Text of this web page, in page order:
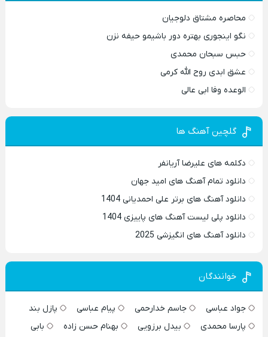
محاصره مشتاق دلوجیان
نگو اینجوری بهتره دور باشیمو حیفه نزن
حبس سبحان محمدی
عشق ابدی روح الله کرمی
الوعده وفا ابی عالی
گلچین آهنگ ها
دکلمه های علیرضا آریانفر
دانلود تمام آهنگ های امید جهان
دانلود آهنگ های برتر علی احمدیانی 1404
دانلود پلی لیست آهنگ های پاییزی 1404
دانلود آهنگ های انگیزشی 2025
خوانندگان
جواد عباسی جاسم خدارحمی پیام عباسی
پازل بند
پارسا محمدی
بیدل برزویی بهنام حسن زاده
بابی